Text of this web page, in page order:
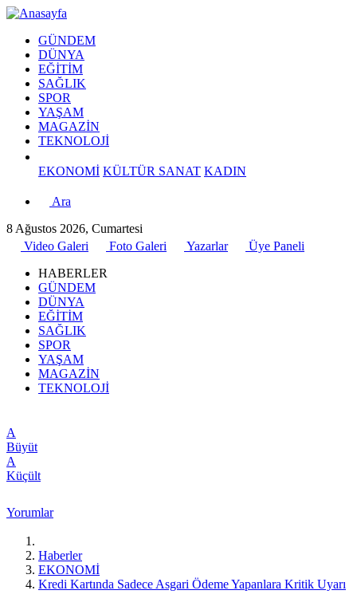
GÜNDEM
DÜNYA
EĞİTİM
SAĞLIK
SPOR
YAŞAM
MAGAZİN
TEKNOLOJİ
EKONOMİ KÜLTÜR SANAT KADIN
Ara
8 Ağustos 2026, Cumartesi
Video Galeri
Foto Galeri Yazarlar
Üye Paneli
HABERLER
GÜNDEM
DÜNYA
EĞİTİM
SAĞLIK
SPOR
YAŞAM
MAGAZİN
TEKNOLOJİ
A
Büyüt
A
Küçült
Yorumlar
Haberler
EKONOMİ
Kredi Kartında Sadece Asgari Ödeme Yapanlara Kritik Uyarı